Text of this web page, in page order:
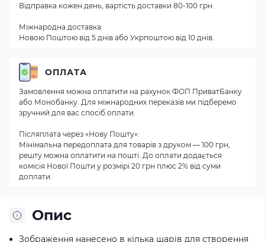
Опис
Зображення нанесено в кілька шарів для створення
Відправка кожен день, вартість доставки 80-100 грн.
Міжнародна доставка:
Новою Поштою від 5 днів або Укрпоштою від 10 днів.
ОПЛАТА
Замовлення можна оплатити на рахунок ФОП ПриватБанку
або Монобанку. Для міжнародних переказів ми підберемо
зручний для вас спосіб оплати.
Післяплата через «Нову Пошту»:
Мінімальна передоплата для товарів з друком — 100 грн,
решту можна оплатити на пошті. До оплати додається
комісія Нової Пошти у розмірі 20 грн плюс 2% від суми
доплати.